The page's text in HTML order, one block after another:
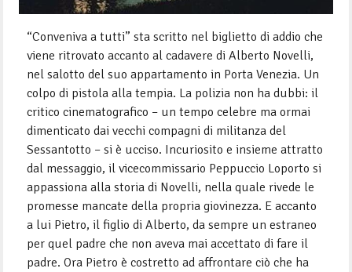
“Conveniva a tutti” sta scritto nel biglietto di addio che
viene ritrovato accanto al cadavere di Alberto Novelli,
nel salotto del suo appartamento in Porta Venezia. Un
colpo di pistola alla tempia. La polizia non ha dubbi: il
critico cinematografico – un tempo celebre ma ormai
dimenticato dai vecchi compagni di militanza del
Sessantotto – si è ucciso. Incuriosito e insieme attratto
dal messaggio, il vicecommissario Peppuccio Loporto si
appassiona alla storia di Novelli, nella quale rivede le
promesse mancate della propria giovinezza. E accanto
a lui Pietro, il figlio di Alberto, da sempre un estraneo
per quel padre che non aveva mai accettato di fare il
padre. Ora Pietro è costretto ad affrontare ciò che ha